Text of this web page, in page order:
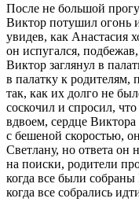
После не большой
Виктор потушил огонь
увидев, как Анастасия
он испугался,
Виктор заглянул в
в палатку к родителям,
так, как их долго не
соскочил и спросил,
вдвоем, сердце Виктора
с бешеной скоростью, он
Светлану, но ответа он
на поиски, родители
когда все были
когда все собрались